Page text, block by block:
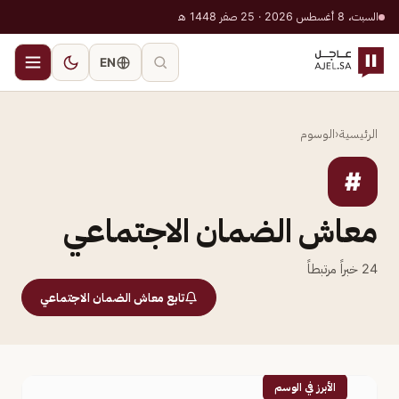
السبت، 8 أغسطس 2026 · 25 صفر 1448 هـ
EN
الرئيسية‹الوسوم
#
معاش الضمان الاجتماعي
24 خبراً مرتبطاً
تابع معاش الضمان الاجتماعي
الأبرز في الوسم